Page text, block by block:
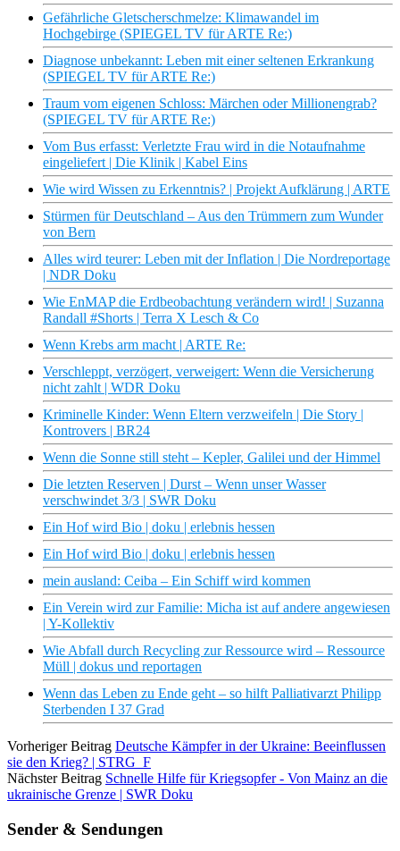
Gefährliche Gletscherschmelze: Klimawandel im
Hochgebirge (SPIEGEL TV für ARTE Re:)
Diagnose unbekannt: Leben mit einer seltenen Erkrankung
(SPIEGEL TV für ARTE Re:)
Traum vom eigenen Schloss: Märchen oder Millionengrab?
(SPIEGEL TV für ARTE Re:)
Vom Bus erfasst: Verletzte Frau wird in die Notaufnahme
eingeliefert | Die Klinik | Kabel Eins
Wie wird Wissen zu Erkenntnis? | Projekt Aufklärung | ARTE
Stürmen für Deutschland – Aus den Trümmern zum Wunder
von Bern
Alles wird teurer: Leben mit der Inflation | Die Nordreportage
| NDR Doku
Wie EnMAP die Erdbeobachtung verändern wird! | Suzanna
Randall #Shorts | Terra X Lesch & Co
Wenn Krebs arm macht | ARTE Re:
Verschleppt, verzögert, verweigert: Wenn die Versicherung
nicht zahlt | WDR Doku
Kriminelle Kinder: Wenn Eltern verzweifeln | Die Story |
Kontrovers | BR24
Wenn die Sonne still steht – Kepler, Galilei und der Himmel
Die letzten Reserven | Durst – Wenn unser Wasser
verschwindet 3/3 | SWR Doku
Ein Hof wird Bio | doku | erlebnis hessen
Ein Hof wird Bio | doku | erlebnis hessen
mein ausland: Ceiba – Ein Schiff wird kommen
Ein Verein wird zur Familie: Micha ist auf andere angewiesen
| Y-Kollektiv
Wie Abfall durch Recycling zur Ressource wird – Ressource
Müll | dokus und reportagen
Wenn das Leben zu Ende geht – so hilft Palliativarzt Philipp
Sterbenden I 37 Grad
Vorheriger Beitrag Deutsche Kämpfer in der Ukraine: Beeinflussen
sie den Krieg? | STRG_F
Nächster Beitrag Schnelle Hilfe für Kriegsopfer - Von Mainz an die
ukrainische Grenze | SWR Doku
Sender & Sendungen